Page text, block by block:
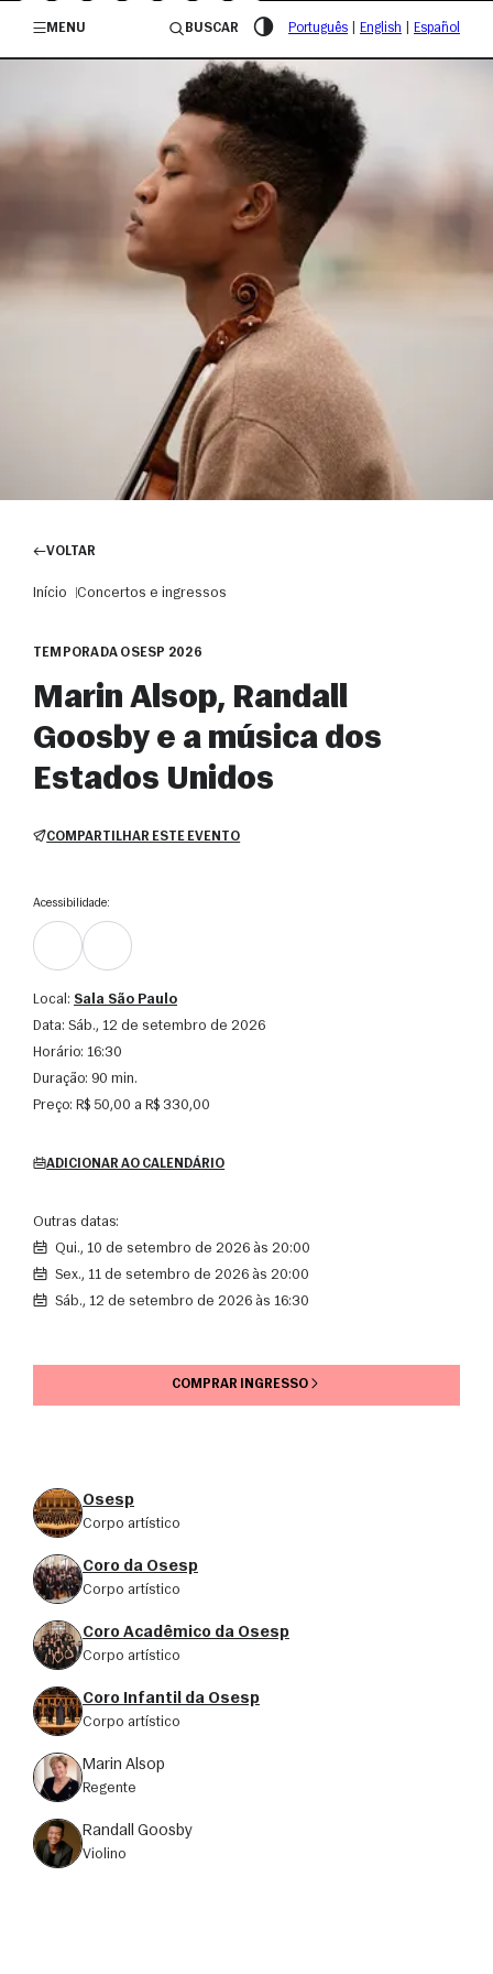
/governosp
MENU
BUSCAR Português English Español
VOLTAR
Início Concertos e ingressos
TEMPORADA OSESP 2026
Marin Alsop, Randall
Goosby e a música dos
Estados Unidos
COMPARTILHAR ESTE EVENTO
Osesp
corpo artístico
Coro da Osesp
corpo artístico
Coro Acadêmico da Osesp
corpo artístico
Coro Infantil da Osesp
corpo artístico
Marin Alsop
regente
Randall Goosby
violino
Acessibilidade:
Local: Sala São Paulo
Data:
sáb., 12 de setembro de 2026
Horário:
16:30
Duração: 90 min.
Preço: R$ 50,00 a R$ 330,00
ADICIONAR AO CALENDÁRIO
Outras datas:
qui., 10 de setembro de 2026 às 20:00
sex., 11 de setembro de 2026 às 20:00
sáb., 12 de setembro de 2026 às 16:30
COMPRAR INGRESSO